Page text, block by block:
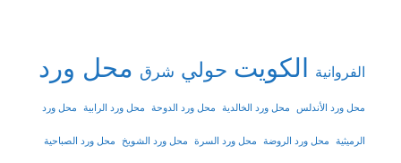
الفروانية الكويت حولي شرق محل ورد
محل ورد الأندلس محل ورد الخالدية محل ورد الدوحة محل ورد الرابية محل ورد
الرميثية محل ورد الروضة محل ورد السرة محل ورد الشويخ محل ورد الصباحية